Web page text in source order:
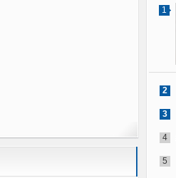
1
2
3
4
5